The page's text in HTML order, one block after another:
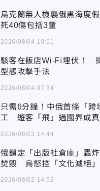
烏克蘭無人機襲俄黑海度
死40傷包括3童
2026/08/04 10:51
駭客在飯店Wi-Fi埋伏！
型態攻擊手法
2026/08/04 07:34
只需6分鐘！中俄首條「跨
工 遊客「飛」過國界成真
2026/08/03 14:44
俄鎖定「出版社倉庫」轟
焚毀 烏怒控「文化滅絕」
2026/08/02 14:52